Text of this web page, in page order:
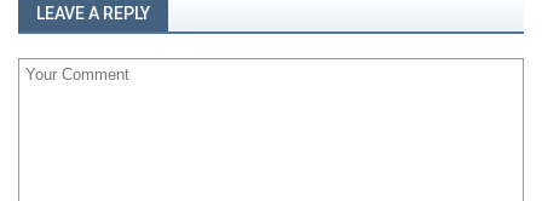
LEAVE A REPLY